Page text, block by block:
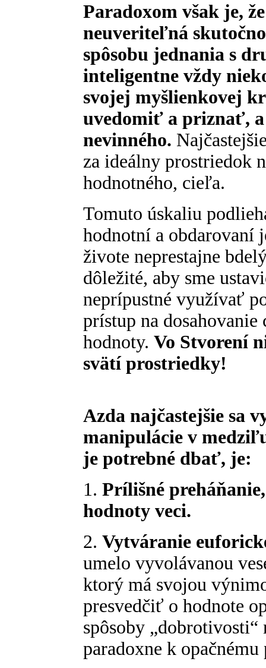
Paradoxom však je,
neuveriteľná
spôsobu jednania s
inteligentne vždy
svojej myšlienkovej
uvedomiť a priznať, a
nevinného.
za ideálny prostriedok
hodnotného, cieľa.
Tomuto úskaliu
hodnotní a obdarovaní
živote neprestajne
dôležité, aby sme
neprípustné využívať
prístup na
hodnoty. Vo Stvorení
svätí prostriedky!
Azda najčastejšie sa
manipulácie v
je potrebné dbať, je:
1. Prílišné
hodnoty veci.
2. Vytváranie
umelo vyvolávanou
ktorý má svojou
presvedčiť o hodnote
spôsoby „dobrotivosti“
paradoxne k